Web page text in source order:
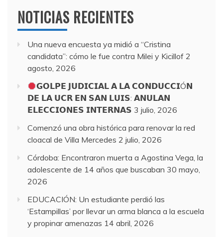
NOTICIAS RECIENTES
Una nueva encuesta ya midió a “Cristina
candidata”: cómo le fue contra Milei y Kicillof 2
agosto, 2026
𝗚𝗢𝗟𝗣𝗘 𝗝𝗨𝗗𝗜𝗖𝗜𝗔𝗟 𝗔 𝗟𝗔 𝗖𝗢𝗡𝗗𝗨𝗖𝗖𝗜Ó𝗡
𝗗𝗘 𝗟𝗔 𝗨𝗖𝗥 𝗘𝗡 𝗦𝗔𝗡 𝗟𝗨𝗜𝗦: 𝗔𝗡𝗨𝗟𝗔𝗡
𝗘𝗟𝗘𝗖𝗖𝗜𝗢𝗡𝗘𝗦 𝗜𝗡𝗧𝗘𝗥𝗡𝗔𝗦 3 julio, 2026
Comenzó una obra histórica para renovar la red
cloacal de Villa Mercedes 2 julio, 2026
Córdoba: Encontraron muerta a Agostina Vega, la
adolescente de 14 años que buscaban 30 mayo,
2026
EDUCACIÓN: Un estudiante perdió las
‘Estampillas’ por llevar un arma blanca a la escuela
y propinar amenazas 14 abril, 2026